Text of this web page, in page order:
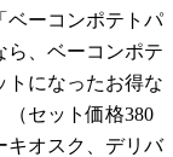
ベーコンポテトパ
ら、ベーコンポテ
トになったお得な
（セット価格380
キオスク、デリバ